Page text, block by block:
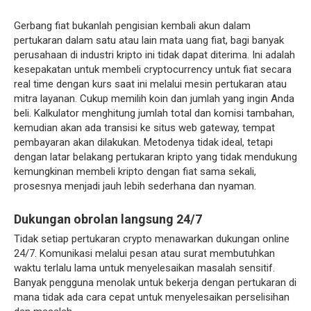
Gerbang fiat bukanlah pengisian kembali akun dalam
pertukaran dalam satu atau lain mata uang fiat, bagi banyak
perusahaan di industri kripto ini tidak dapat diterima. Ini adalah
kesepakatan untuk membeli cryptocurrency untuk fiat secara
real time dengan kurs saat ini melalui mesin pertukaran atau
mitra layanan. Cukup memilih koin dan jumlah yang ingin Anda
beli. Kalkulator menghitung jumlah total dan komisi tambahan,
kemudian akan ada transisi ke situs web gateway, tempat
pembayaran akan dilakukan. Metodenya tidak ideal, tetapi
dengan latar belakang pertukaran kripto yang tidak mendukung
kemungkinan membeli kripto dengan fiat sama sekali,
prosesnya menjadi jauh lebih sederhana dan nyaman.
Dukungan obrolan langsung 24/7
Tidak setiap pertukaran crypto menawarkan dukungan online
24/7. Komunikasi melalui pesan atau surat membutuhkan
waktu terlalu lama untuk menyelesaikan masalah sensitif.
Banyak pengguna menolak untuk bekerja dengan pertukaran di
mana tidak ada cara cepat untuk menyelesaikan perselisihan